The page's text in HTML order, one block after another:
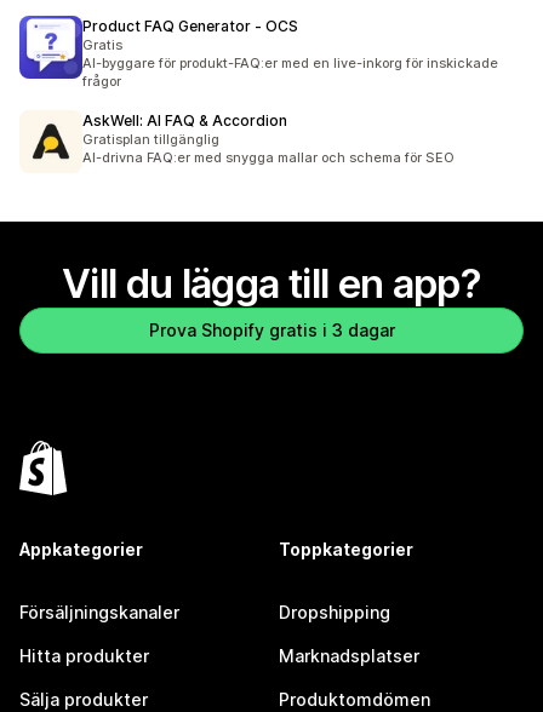
Product FAQ Generator ‑ OCS
Gratis
AI-byggare för produkt-FAQ:er med en live-inkorg för inskickade
frågor
AskWell: AI FAQ & Accordion
Gratisplan tillgänglig
AI-drivna FAQ:er med snygga mallar och schema för SEO
Vill du lägga till en app?
Prova Shopify gratis i 3 dagar
Appkategorier
Försäljningskanaler
Hitta produkter
Sälja produkter
Toppkategorier
Dropshipping
Marknadsplatser
Produktomdömen